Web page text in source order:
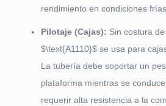
rendimiento en condiciones
Pilotaje (Cajas): Sin costura
$\text{A1110}$se usa para
La tubería debe soportar un
plataforma mientras se
requerir alta resistencia a la